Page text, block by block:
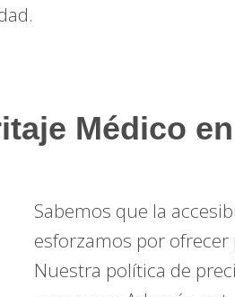
Médico
Sabemos que la
esforzamos por
Nuestra política de